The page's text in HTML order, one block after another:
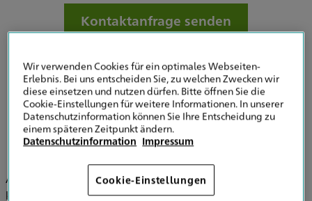
09:00 - 13:00
Sonntag
Kontaktanfrage senden
Ihr Partner im Bereich Vorsorge &
Versicherung in Bad Reichenhall
Als Unternehmer halten Sie das Geschäft am Laufen und
kennen Ihre Risiken genau. Mit unserer
Wir verwenden Cookies für ein optimales Webseiten-
Erlebnis. Bei uns entscheiden Sie, zu welchen Zwecken wir
diese einsetzen und nutzen dürfen. Bitte öffnen Sie die
Cookie-Einstellungen für weitere Informationen. In unserer
Datenschutzinformation können Sie Ihre Entscheidung zu
einem späteren Zeitpunkt ändern.
Datenschutzinformation Impressum
Cookie-Einstellungen